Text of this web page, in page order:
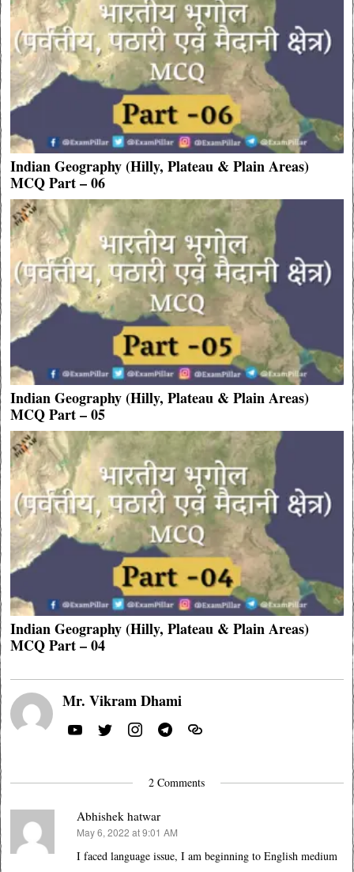
Indian Geography (Hilly, Plateau & Plain Areas)
MCQ Part – 06
Indian Geography (Hilly, Plateau & Plain Areas)
MCQ Part – 05
Indian Geography (Hilly, Plateau & Plain Areas)
MCQ Part – 04
Mr. Vikram Dhami
2 Comments
Abhishek hatwar
says:
May 6, 2022 at 9:01 AM
I faced language issue, I am beginning to English medium